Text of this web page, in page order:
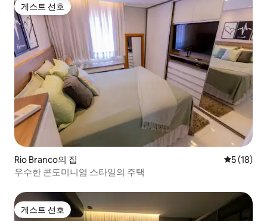
게스트 선호
게스트 선호
Rio Branco의 집 평점 5점
5 (18)
우수한 콘도미니엄 스타일의 주택
게스트 선호
게스트 선호